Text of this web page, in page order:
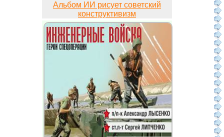
Альбом ИИ рисует советский
конструктивизм